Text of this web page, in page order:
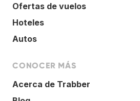
Ofertas de vuelos
Hoteles
Autos
CONOCER MÁS
Acerca de Trabber